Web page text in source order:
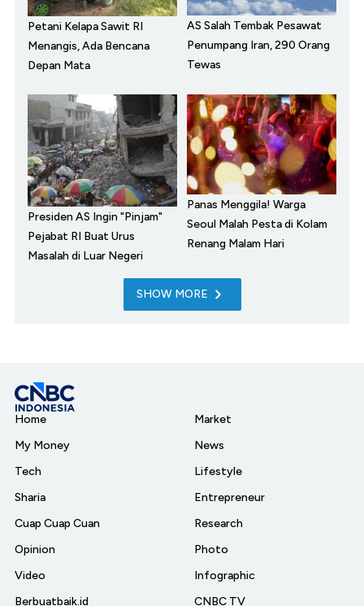
Petani Kelapa Sawit RI
Menangis, Ada Bencana
Depan Mata
AS Salah Tembak Pesawat
Penumpang Iran, 290 Orang
Tewas
Presiden AS Ingin "Pinjam"
Pejabat RI Buat Urus
Masalah di Luar Negeri
Panas Menggila! Warga
Seoul Malah Pesta di Kolam
Renang Malam Hari
SHOW MORE
Home
My Money
Tech
Sharia
Cuap Cuap Cuan
Opinion
Video
Berbuatbaik.id
Market
News
Lifestyle
Entrepreneur
Research
Photo
Infographic
CNBC TV